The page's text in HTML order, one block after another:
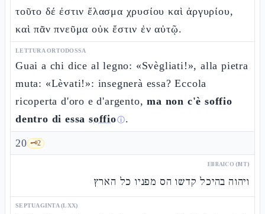
τοῦτο δέ ἐστιν ἔλασμα χρυσίου καὶ ἀργυρίου,
καὶ πᾶν πνεῦμα οὐκ ἔστιν ἐν αὐτῷ.
LETTURA ORTODOSSA
Guai a chi dice al legno: «Svègliati!», alla pietra
muta: «Lèvati!»: insegnerà essa? Eccola
ricoperta d'oro e d'argento,ma non c'è soffio
dentro di essa soffioⓘ.
20 🗝️2
EBRAICO (MT)
ויהוה בהיכל קדשו הס מפניו כל הארץ
SEPTUAGINTA (LXX)